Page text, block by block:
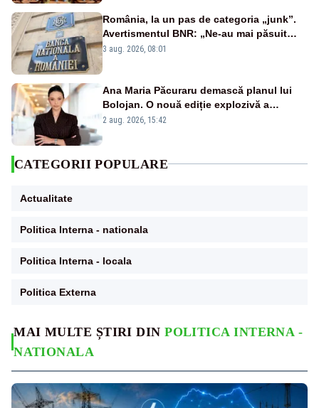
MAI MULTE ȘTIRI DINPOLITICA INTERNA -
NATIONALA
România, la un pas de categoria „junk”.
Avertismentul BNR: „Ne-au mai păsuit
pentru câteva luni”
3 aug. 2026, 08:01
Ana Maria Păcuraru demască planul lui
Bolojan. O nouă ediție explozivă a
emisiunii „Miza Zilei” la Realitatea PLUS
2 aug. 2026, 15:42
CATEGORII POPULARE
Actualitate
Politica Interna - nationala
Politica Interna - locala
Politica Externa